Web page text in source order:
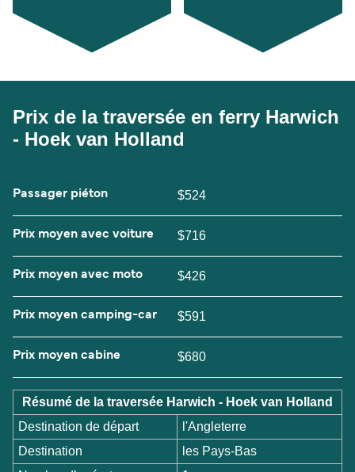
Prix de la traversée en ferry Harwich
- Hoek van Holland
Passager piéton $524
Prix moyen avec voiture $716
Prix moyen avec moto $426
Prix moyen camping-car $591
Prix moyen cabine $680
Résumé de la traversée Harwich - Hoek van Holland
Destination de départ
l'Angleterre
Destination
les Pays-Bas